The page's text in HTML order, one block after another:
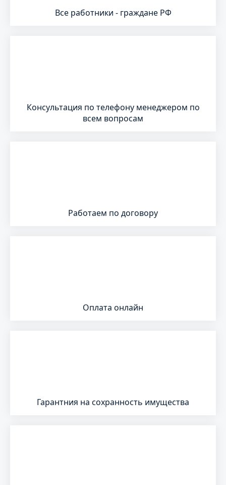
Все работники - граждане РФ
Консультация по телефону менеджером по
всем вопросам
Работаем по договору
Оплата онлайн
Гарантния на сохранность имущества